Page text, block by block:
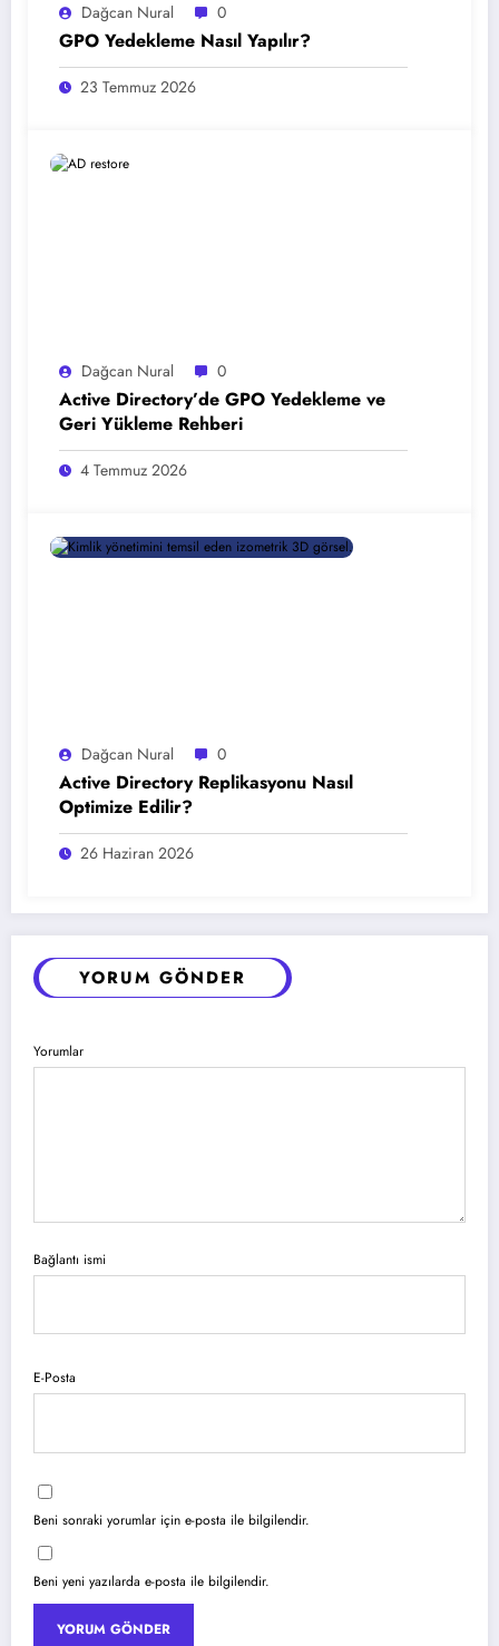
Dağcan Nural 0
GPO Yedekleme Nasıl Yapılır?
23 Temmuz 2026
Dağcan Nural 0
Active Directory’de GPO Yedekleme ve
Geri Yükleme Rehberi
4 Temmuz 2026
Dağcan Nural 0
Active Directory Replikasyonu Nasıl
Optimize Edilir?
26 Haziran 2026
YORUM GÖNDER
Yorumlar
Bağlantı ismi
E-Posta
Beni sonraki yorumlar için e-posta ile bilgilendir.
Beni yeni yazılarda e-posta ile bilgilendir.